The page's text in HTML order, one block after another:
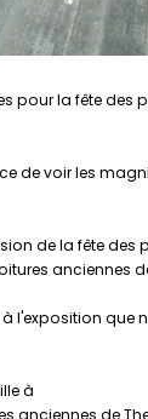
la fête des
de voir les
de la fête des
anciennes
l'exposition que
à